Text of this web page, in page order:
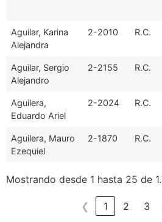
Aguilar, Karina
Alejandra
2-2010 R.C.
Aguilar, Sergio
Alejandro
2-2155 R.C.
Aguilera,
Eduardo Ariel
2-2024 R.C.
Aguilera, Mauro
Ezequiel
2-1870 R.C.
Mostrando desde 1 hasta 25 de
❮ 1 2 3